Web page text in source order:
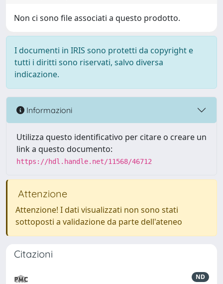
Non ci sono file associati a questo prodotto.
I documenti in IRIS sono protetti da copyright e
tutti i diritti sono riservati, salvo diversa
indicazione.
Informazioni
Utilizza questo identificativo per citare o creare un
link a questo documento:
https://hdl.handle.net/11568/46712
Attenzione
Attenzione! I dati visualizzati non sono stati
sottoposti a validazione da parte dell'ateneo
Citazioni
ND